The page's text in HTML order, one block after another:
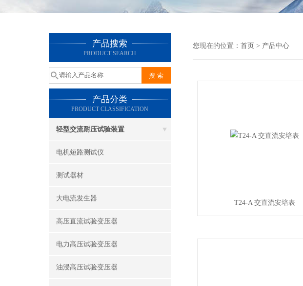
产品搜索
PRODUCT SEARCH
产品分类
PRODUCT CLASSIFICATION
轻型交流耐压试验装置
电机短路测试仪
测试器材
大电流发生器
高压直流试验变压器
电力高压试验变压器
油浸高压试验变压器
您现在的位置： 首页 > 产品中心
T24-A 交直流安培表